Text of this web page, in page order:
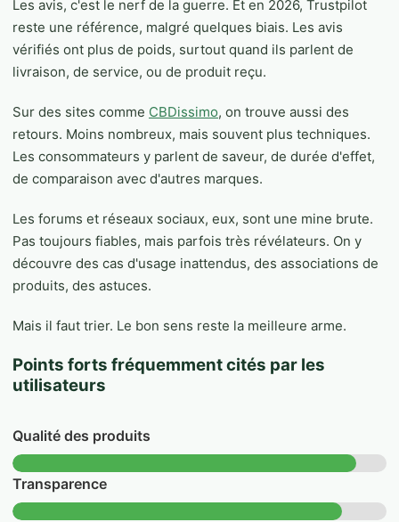
Les avis, c'est le nerf de la guerre. Et en 2026, Trustpilot
reste une référence, malgré quelques biais. Les avis
vérifiés ont plus de poids, surtout quand ils parlent de
livraison, de service, ou de produit reçu.
Sur des sites comme CBDissimo, on trouve aussi des
retours. Moins nombreux, mais souvent plus techniques.
Les consommateurs y parlent de saveur, de durée d'effet,
de comparaison avec d'autres marques.
Les forums et réseaux sociaux, eux, sont une mine brute.
Pas toujours fiables, mais parfois très révélateurs. On y
découvre des cas d'usage inattendus, des associations de
produits, des astuces.
Mais il faut trier. Le bon sens reste la meilleure arme.
Points forts fréquemment cités par les
utilisateurs
Qualité des produits
Transparence